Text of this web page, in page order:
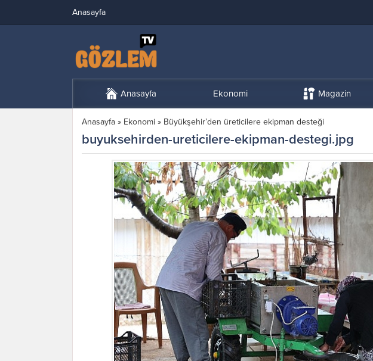
Anasayfa
Anasayfa Ekonomi Magazin
Anasayfa » Ekonomi » Büyükşehir’den üreticilere ekipman desteği
buyuksehirden-ureticilere-ekipman-destegi.jpg